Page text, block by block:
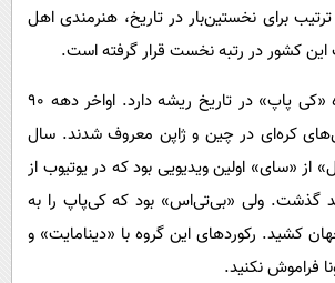
برای نخستین‌بار در تاریخ، هنرمندی اهل
کشور در رتبه نخست قرار گرفته است.
اما موفقیت این گروه «کی پاپ» در تاریخ ریشه دارد. اواخر دهه ۹۰
کره‌ای در چین و ژاپن معروف شدند. سال
از «سای» اولین ویدیویی بود که در یوتیوب از
گذشت. ولی «بی‌تی‌اس» بود که کی‌پاپ را به
کشید. رکوردهای این گروه با «دینامایت» و
فراموش نکنید.